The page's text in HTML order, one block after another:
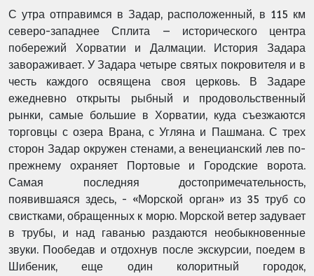
С утра отправимся в Задар, расположенный, в 115 км
северо-западнее Сплита – исторического центра
побережий Хорватии и Далмации. История Задара
завораживает. У Задара четыре святых покровителя и в
честь каждого освящена своя церковь. В Задаре
ежедневно открыты рыбный и продовольственный
рынки, самые большие в Хорватии, куда съезжаются
торговцы с озера Врана, с Угляна и Пашмана. С трех
сторон Задар окружен стенами, а венецианский лев по-
прежнему охраняет Портовые и Городские ворота.
Самая последняя достопримечательность,
появившаяся здесь, - «Морской орган» из 35 труб со
свистками, обращенных к морю. Морской ветер задувает
в трубы, и над гаванью раздаются необыкновенные
звуки. Пообедав и отдохнув после экскурсии, поедем в
Шибеник, еще один колоритный городок,